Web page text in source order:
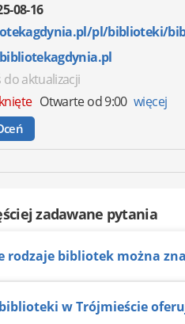
08-16
pl/biblioteki/
do aktualizacji
Otwarte od 9:00 więcej
Oceń
zadawane pytania
rodzaje bibliotek można
biblioteki w Trójmieście